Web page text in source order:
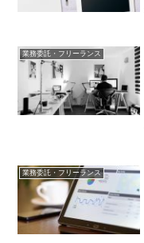
業務委託・フリーランス
業務委託・フリーランス